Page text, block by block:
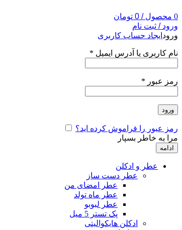
0 محصول /
0 تومان
ورود / ثبت نام
ورود ایجاد حساب کاربری
نام کاربری یا آدرس ایمیل *
رمز عبور *
ورود
رمز عبور را فراموش کرده اید؟
مرا به خاطر بسپار
ادامه
عطر و ادکلن
عطر دست ساز
عطر امضای من
عطر ماه تولد
عطر لبوبو
پک تستر 5 میل
ادکلن هایکوالیتی